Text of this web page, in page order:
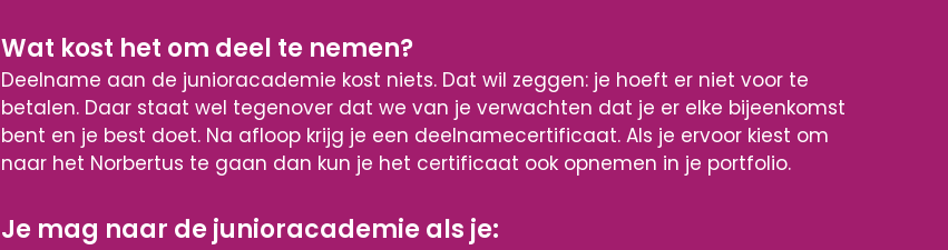
Wat kost het om deel te nemen?
Deelname aan de junioracademie kost niets. Dat wil zeggen: je hoeft er niet voor te
betalen. Daar staat wel tegenover dat we van je verwachten dat je er elke bijeenkomst
bent en je best doet. Na afloop krijg je een deelnamecertificaat. Als je ervoor kiest om
naar het Norbertus te gaan dan kun je het certificaat ook opnemen in je portfolio.
Je mag naar de junioracademie als je: